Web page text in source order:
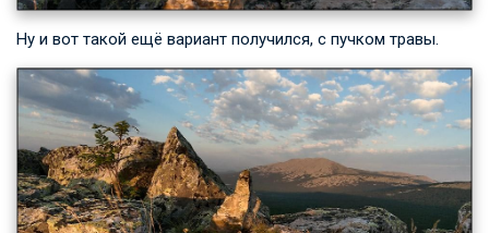
Ну и вот такой ещё вариант получился, с пучком травы.